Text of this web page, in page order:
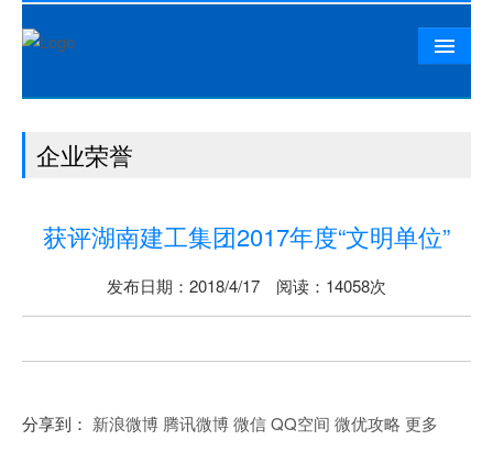
公司概况
党群工作
联系我们
企业荣誉
获评湖南建工集团2017年度“文明单位”
发布日期：2018/4/17 阅读：14058次
分享到： 新浪微博 腾讯微博微信QQ空间 微优攻略 更多